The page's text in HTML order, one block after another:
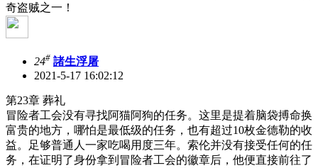
奇盗贼之一！
24# 諸生浮屠
2021-5-17 16:02:12
第23章 葬礼
冒险者工会没有寻找阿猫阿狗的任务。这里是提着脑袋搏命换
富贵的地方，哪怕是最低级的任务，也有超过10枚金德勒的收
益。足够普通人一家吃喝用度三年。索伦并没有接受任何的任
务，在证明了身份拿到冒险者工会的徽章后，他便直接前往了